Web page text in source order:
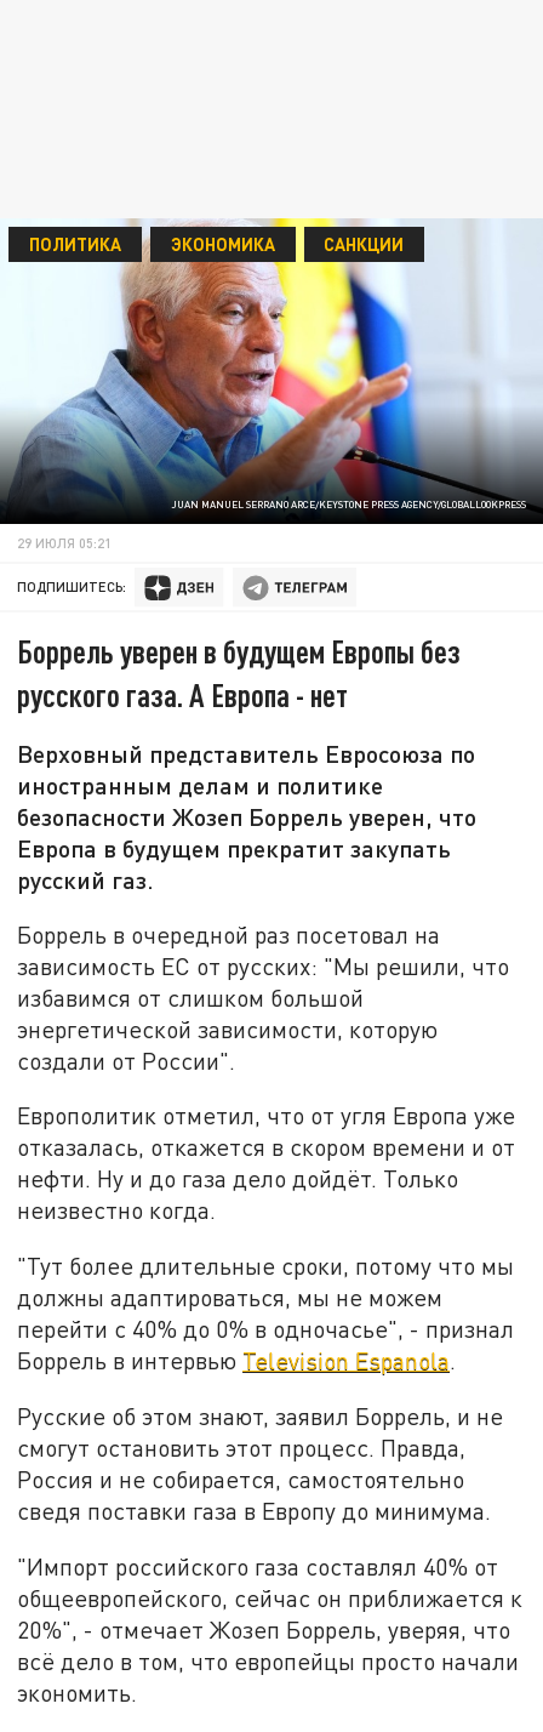
JUAN MANUEL SERRANO ARCE/KEYSTONE PRESS AGENCY/GLOBALLOOKPRESS
ПОЛИТИКА ЭКОНОМИКА САНКЦИИ
29 ИЮЛЯ 05:21
ПОДПИШИТЕСЬ:
Боррель уверен в будущем Европы без
русского газа. А Европа - нет
Верховный представитель Евросоюза по
иностранным делам и политике
безопасности Жозеп Боррель уверен, что
Европа в будущем прекратит закупать
русский газ.
Боррель в очередной раз посетовал на
зависимость ЕС от русских: "Мы решили, что
избавимся от слишком большой
энергетической зависимости, которую
создали от России".
Европолитик отметил, что от угля Европа уже
отказалась, откажется в скором времени и от
нефти. Ну и до газа дело дойдёт. Только
неизвестно когда.
"Тут более длительные сроки, потому что мы
должны адаптироваться, мы не можем
перейти с 40% до 0% в одночасье", - признал
Боррель в интервью Television Espanola.
Русские об этом знают, заявил Боррель, и не
смогут остановить этот процесс. Правда,
Россия и не собирается, самостоятельно
сведя поставки газа в Европу до минимума.
"Импорт российского газа составлял 40% от
общеевропейского, сейчас он приближается к
20%", - отмечает Жозеп Боррель, уверяя, что
всё дело в том, что европейцы просто начали
экономить.